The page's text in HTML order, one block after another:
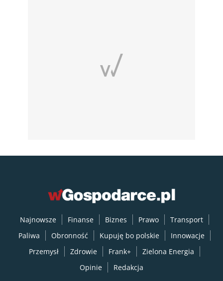
Najnowsze Finanse Biznes Prawo
Transport
Paliwa
Obronność Kupuję bo polskie
Innowacje
Przemysł
Zdrowie Frank+
Zielona Energia
Opinie
Redakcja